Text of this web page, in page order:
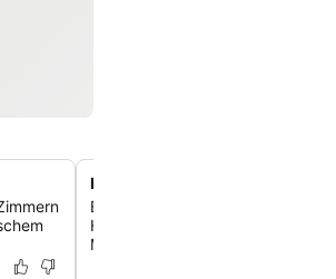
Entspannende Außenterrasse
Entspann dich und genieß die
Hotelterrasse aus – perfekt für
Moment.